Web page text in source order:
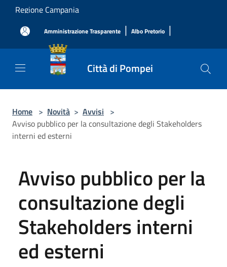
Salta al contenuto principale
Regione Campania
Amministrazione Trasparente | Albo Pretorio |
Città di Pompei
Home > Novità > Avvisi >
Avviso pubblico per la consultazione degli Stakeholders
interni ed esterni
Avviso pubblico per la
consultazione degli
Stakeholders interni
ed esterni